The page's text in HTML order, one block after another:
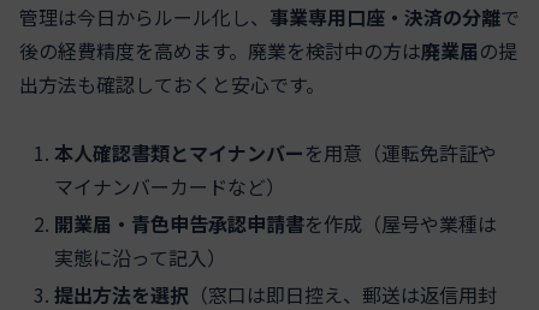
管理は今日からルール化し、 事業専用口座・決済の分離で
後の経費精度を高めます。廃業を検討中の方は廃業届の提
出方法も確認しておくと安心です。
本人確認書類とマイナンバーを用意（運転免許証や
マイナンバーカードなど）
開業届・青色申告承認申請書を作成（屋号や業種は
実態に沿って記入）
提出方法を選択 （窓口は即日控え、郵送は返信用封